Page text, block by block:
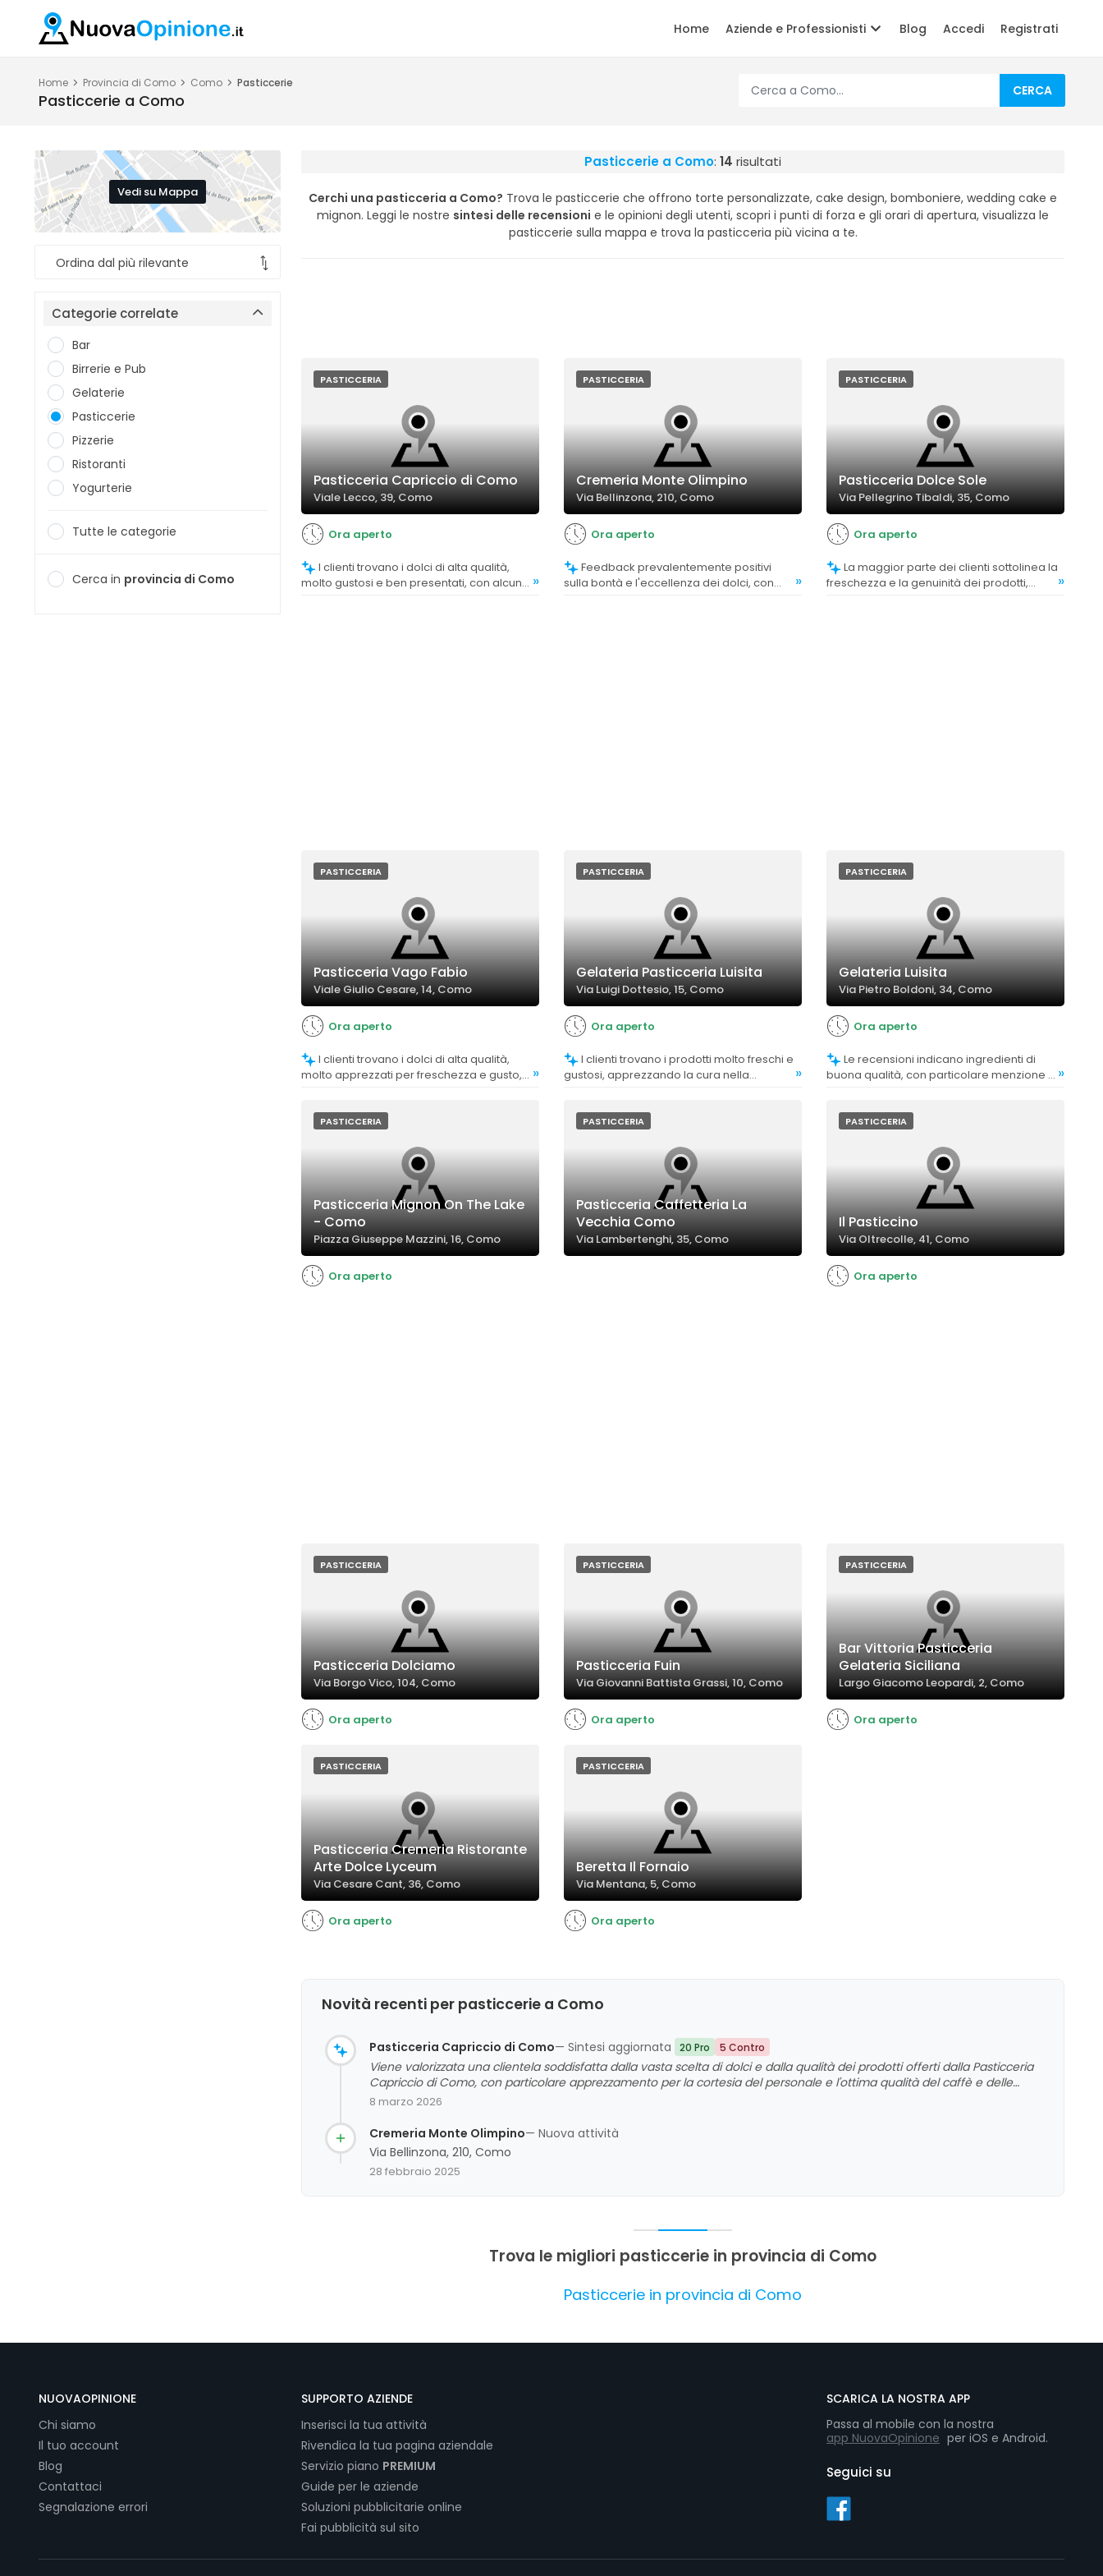
Home Aziende e Professionisti Blog Accedi Registrati
Home Provincia di Como Como Pasticcerie
Pasticcerie a Como
CERCA
Vedi su Mappa
Categorie correlate
Bar
Birrerie e Pub
Gelaterie
Pasticcerie
Pizzerie
Ristoranti
Yogurterie
Tutte le categorie
Cerca in provincia di Como
Pasticcerie a Como: 14 risultati
Cerchi una pasticceria a Como? Trova le pasticcerie che offrono torte personalizzate, cake design, bomboniere, wedding cake e
mignon. Leggi le nostre sintesi delle recensioni e le opinioni degli utenti, scopri i punti di forza e gli orari di apertura, visualizza le
pasticcerie sulla mappa e trova la pasticceria più vicina a te.
PASTICCERIA
Pasticceria Capriccio di Como
Viale Lecco, 39, Como
Ora aperto
molto gustosi e ben presentati, con alcune »
PASTICCERIA
Cremeria Monte Olimpino
Via Bellinzona, 210, Como
Ora aperto
Feedback prevalentemente positivi
sulla bontà e l'eccellenza dei dolci, con
»
PASTICCERIA
Pasticceria Dolce Sole
Via Pellegrino Tibaldi, 35, Como
Ora aperto
La maggior parte dei clienti sottolinea la
freschezza e la genuinità dei prodotti,
»
PASTICCERIA
Pasticceria Vago Fabio
Viale Giulio Cesare, 14, Como
Ora aperto
molto apprezzati per freschezza e gusto,
»
PASTICCERIA
Gelateria Pasticceria Luisita
Via Luigi Dottesio, 15, Como
Ora aperto
I clienti trovano i prodotti molto freschi e
gustosi, apprezzando la cura nella
»
PASTICCERIA
Gelateria Luisita
Via Pietro Boldoni, 34, Como
Ora aperto
Le recensioni indicano ingredienti di
buona qualità, con particolare menzione a »
PASTICCERIA
Pasticceria Mignon On The Lake
- Como
Piazza Giuseppe Mazzini, 16, Como
Ora aperto
PASTICCERIA
Pasticceria Caffetteria La
Vecchia Como
Via Lambertenghi, 35, Como
PASTICCERIA
Il Pasticcino
Via Oltrecolle, 41, Como
Ora aperto
PASTICCERIA
Pasticceria Dolciamo
Via Borgo Vico, 104, Como
Ora aperto
PASTICCERIA
Pasticceria Fuin
Via Giovanni Battista Grassi, 10, Como
Ora aperto
PASTICCERIA
Bar Vittoria Pasticceria
Gelateria Siciliana
Largo Giacomo Leopardi, 2, Como
Ora aperto
PASTICCERIA
Pasticceria Cremeria Ristorante
Arte Dolce Lyceum
Via Cesare Cant, 36, Como
Ora aperto
PASTICCERIA
Beretta Il Fornaio
Via Mentana, 5, Como
Ora aperto
Novità recenti per pasticcerie a Como
Pasticceria Capriccio di Como— Sintesi aggiornata 20 Pro 5 Contro
Viene valorizzata una clientela soddisfatta dalla vasta scelta di dolci e dalla qualità dei prodotti offerti dalla Pasticceria
Capriccio di Como, con particolare apprezzamento per la cortesia del personale e l'ottima qualità del caffè e delle
brioche. Tuttavia, emergono alcune criticità riguardo alla pulizia e alla dimensione degli spazi, che potrebbero essere
varietà e alla freschezza dei dolci.
8 marzo 2026
Cremeria Monte Olimpino— Nuova attività
Via Bellinzona, 210, Como
28 febbraio 2025
Trova le migliori pasticcerie in provincia di Como
Pasticcerie in provincia di Como
NUOVAOPINIONE
Chi siamo
Il tuo account
Blog
Contattaci
Segnalazione errori
SUPPORTO AZIENDE
Inserisci la tua attività
Rivendica la tua pagina aziendale
Servizio piano PREMIUM
Guide per le aziende
Soluzioni pubblicitarie online
Fai pubblicità sul sito
SCARICA LA NOSTRA APP
Passa al mobile con la nostra
app NuovaOpinione per iOS e Android.
Seguici su